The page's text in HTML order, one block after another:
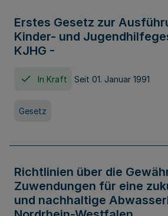
Erstes Gesetz zur
Kinder- und
KJHG -
In Kraft Seit 01. Januar 1991
Gesetz
Richtlinien über die
Zuwendungen für eine
und nachhaltige